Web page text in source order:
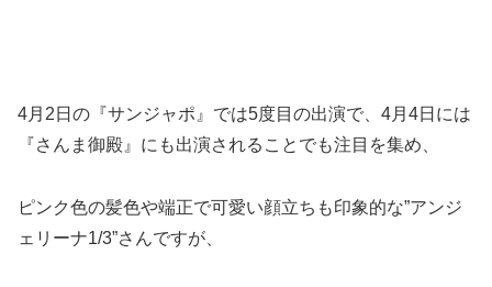
4月2日の『サンジャポ』では5度目の出演で、4月4日には
『さんま御殿』にも出演されることでも注目を集め、
ピンク色の髪色や端正で可愛い顔立ちも印象的な”アンジ
ェリーナ1/3”さんですが、